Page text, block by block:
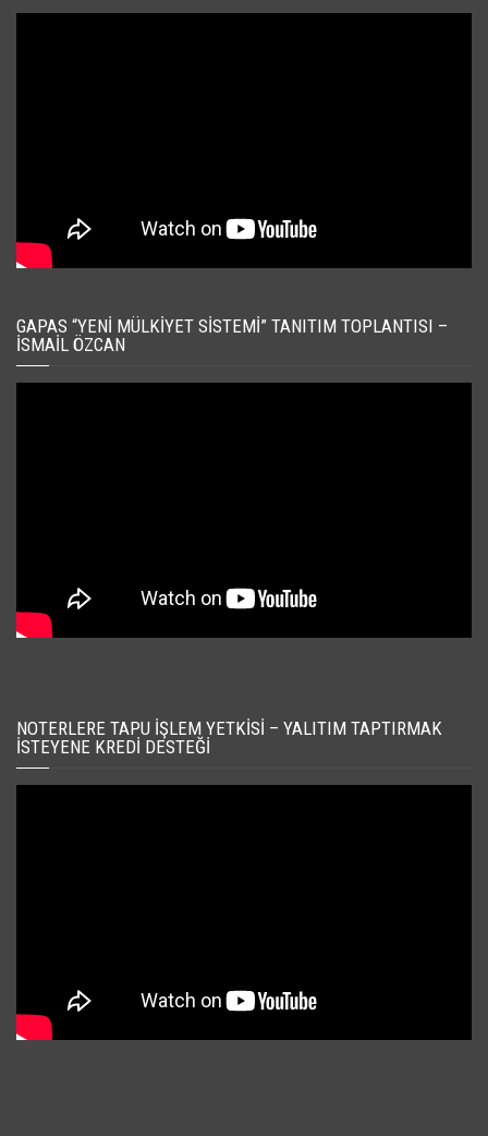
GAPAS “YENI MÜLKIYET SISTEMI” TANITIM TOPLANTISI –
İSMAIL ÖZCAN
NOTERLERE TAPU İŞLEM YETKISI – YALITIM TAPTIRMAK
İSTEYENE KREDI DESTEĞI